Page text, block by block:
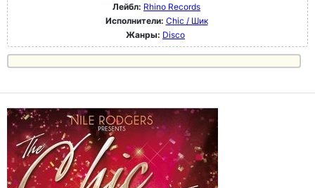
Лейбл: Rhino Records
Исполнители: Chic / Шик
Жанры: Disco